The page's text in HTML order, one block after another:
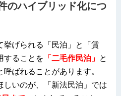
のハイブリッド化につ
挙げられる「民泊」と「賃
することを 「二毛作民泊」 と
呼ばれることがあります。
しいのが、「新法民泊」では